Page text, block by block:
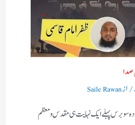
صدا
/ ازSaile Rawan
سو برس پہلے ایک نہایت ہی مقدس و معظم